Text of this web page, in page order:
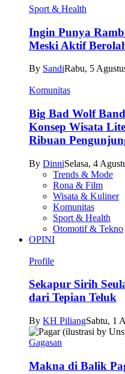
Sport & Health
Ingin Punya
Meski Aktif
By SandiRabu, 5
Komunitas
Big Bad Wolf
Konsep Wisata
Ribuan
By DinniSelasa, 4
Trends & Mode
Rona & Film
Wisata & Kuliner
Komunitas
Sport & Health
Otomotif & Tekno
OPINI
Profile
Sekapur Sirih
dari Tepian Teluk
By KH PiliangSabtu, 1
Gagasan
Makna di Balik